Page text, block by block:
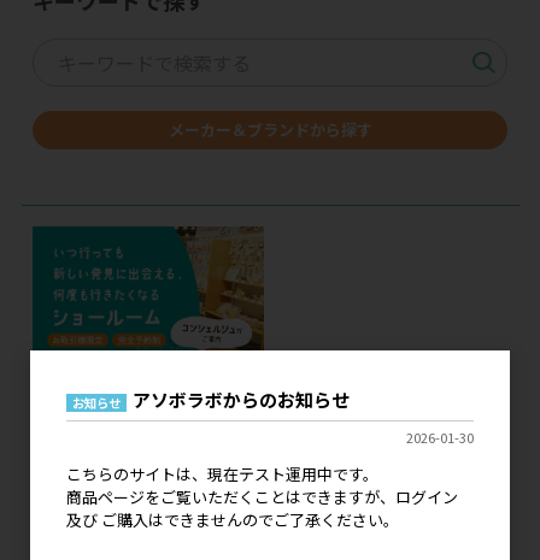
メーカー＆ブランドから探す
現在、こちらのサイトはテスト運用中です。
お知らせ アソボラボからのお知らせ
2026-01-30
こちらのサイトは、現在テスト運用中です。
商品ページをご覧いただくことはできますが、ログイン
及び ご購入はできませんのでご了承ください。